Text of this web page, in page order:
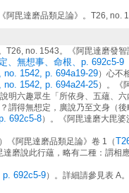
《阿毘達磨品類足論》。T26, no.
T26, no. 1543。《阿毘達磨發智
、無想事、命根、p. 692c5-9
no. 1542, p. 694a19-29）心不
no. 1542, p. 694a24-25）。《
明六趣眾生「所依身、五蘊、
得無想定，廣說乃至文身（
692c5-8）。《阿毘達磨大毘
《阿毘達磨品類足論》卷 1（
磨說此行蘊，略有二種：謂相
692c5-9）。詳細請參見表 A